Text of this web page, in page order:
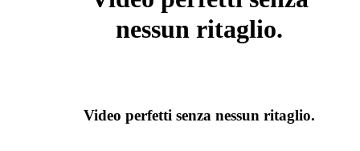
nessun ritaglio.
Video perfetti senza nessun ritaglio.